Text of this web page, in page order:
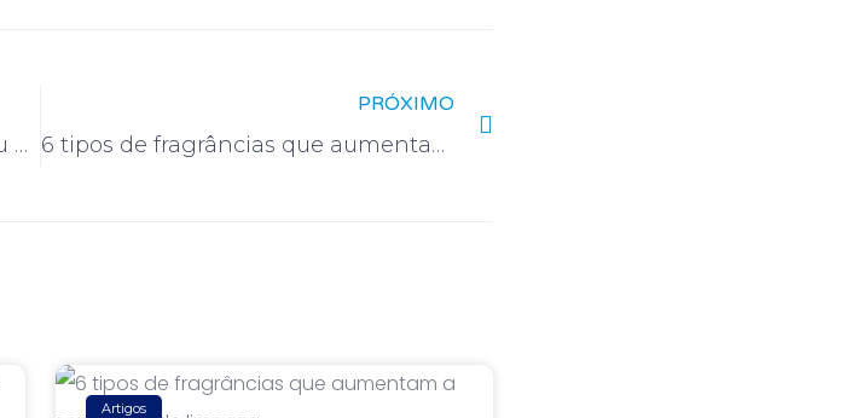
Como melhorar o ambiente do seu escritório com o Marketing Olfativo
PRÓXIMO
6 tipos de fragrâncias que aumentam a sensação de limpeza em uma empresa
Artigos